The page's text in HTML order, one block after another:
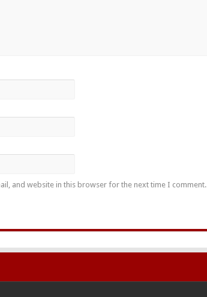
and website in this browser for the next time I comment.